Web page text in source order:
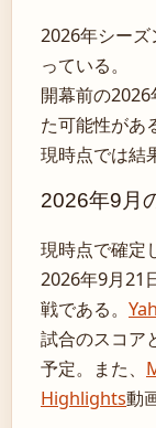
2026年シー
っている。
開幕前の
た可能性があ
現時点では結
2026年9月
現時点で確定
2026年9月21
戦である。
試合のスコア
予定。また、
Highlights動